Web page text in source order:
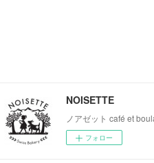
NOISETTE
ノアゼット café et
フォロー